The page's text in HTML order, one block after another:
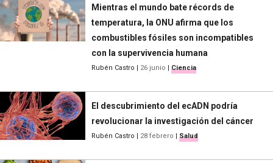
Mientras el mundo bate récords de
temperatura, la ONU afirma que los
combustibles fósiles son incompatibles
con la supervivencia humana
Rubén Castro 26 junio Ciencia
El descubrimiento del ecADN podría
revolucionar la investigación del cáncer
Rubén Castro 28 febrero Salud